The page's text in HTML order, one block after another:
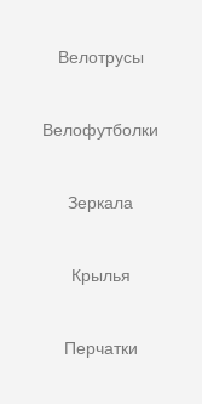
Велотрусы
Велофутболки
Зеркала
Крылья
Перчатки